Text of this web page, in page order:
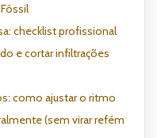
checklist profissional
e cortar infiltrações
como ajustar o ritmo
(sem virar refém